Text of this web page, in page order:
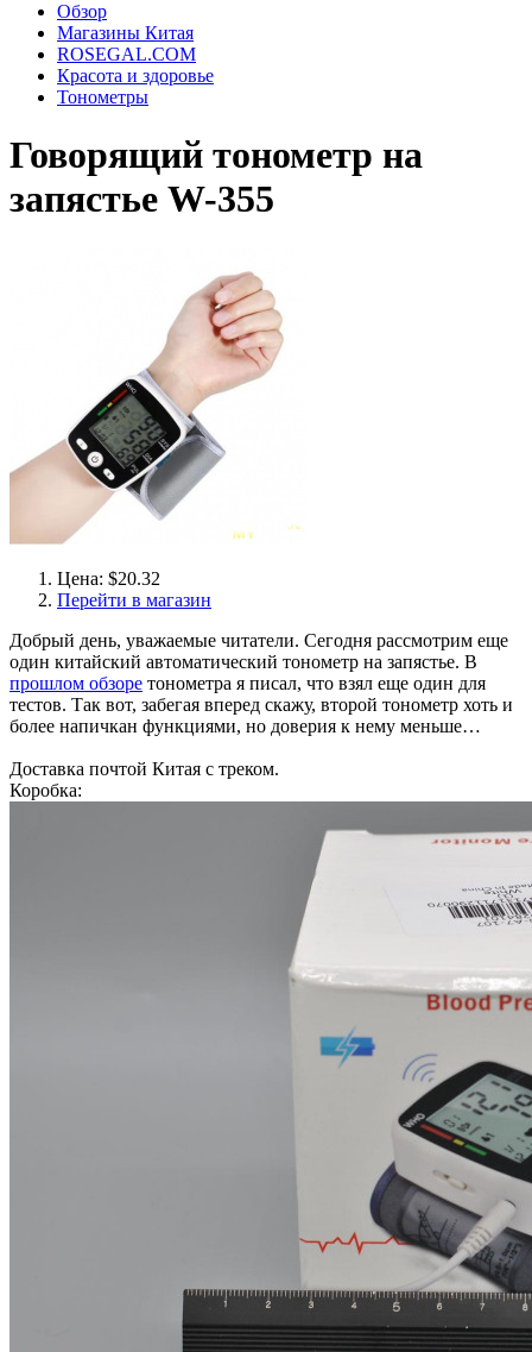
Обзор
Магазины Китая
ROSEGAL.COM
Красота и здоровье
Тонометры
Говорящий тонометр на
запястье W-355
Цена: $20.32
Перейти в магазин
Добрый день, уважаемые читатели. Сегодня рассмотрим еще
один китайский автоматический тонометр на запястье. В
прошлом обзоре тонометра я писал, что взял еще один для
тестов. Так вот, забегая вперед скажу, второй тонометр хоть и
более напичкан функциями, но доверия к нему меньше…
Доставка почтой Китая с треком.
Коробка: